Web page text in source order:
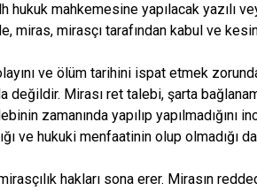
mahkemesine yapılacak yazılı
miras, mirasçı tarafından kabul ve
ve ölüm tarihini ispat etmek
Mirası ret talebi, şarta
zamanında yapılıp yapılmadığını
ve hukuki menfaatinin olup olmadığı
hakları sona erer. Mirasın